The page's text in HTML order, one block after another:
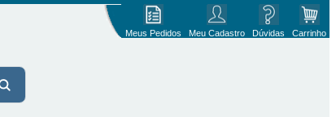
Meus Pedidos Meu Cadastro Dúvidas Carrinho